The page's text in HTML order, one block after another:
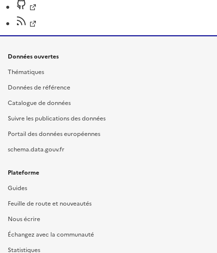
Données ouvertes
Thématiques
Données de référence
Catalogue de données
Suivre les publications des données
Portail des données européennes
schema.data.gouv.fr
Plateforme
Guides
Feuille de route et nouveautés
Nous écrire
Échangez avec la communauté
Statistiques